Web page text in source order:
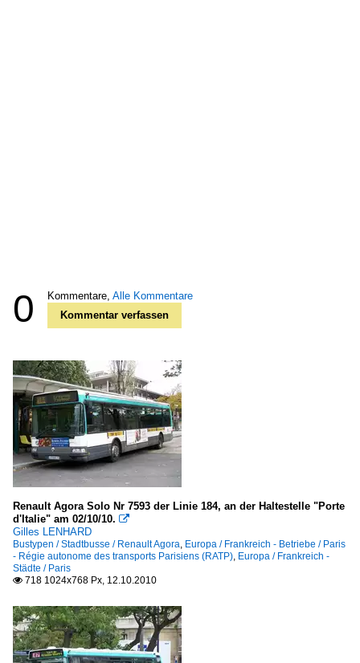
0 Kommentare, Alle Kommentare
Kommentar verfassen
Renault Agora Solo Nr 7593 der Linie 184, an der Haltestelle "Porte
d'Italie" am 02/10/10. 
Gilles LENHARD
Bustypen / Stadtbusse / Renault Agora, Europa / Frankreich - Betriebe / Paris
- Régie autonome des transports Parisiens (RATP), Europa / Frankreich -
Städte / Paris
 718 1024x768 Px, 12.10.2010